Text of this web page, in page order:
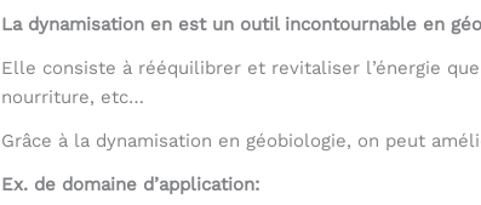
La dynamisation en est un outil incontournable en
Elle consiste à rééquilibrer et revitaliser l’énergie que
nourriture, etc…
Grâce à la dynamisation en géobiologie, on peut
Ex. de domaine d’application: